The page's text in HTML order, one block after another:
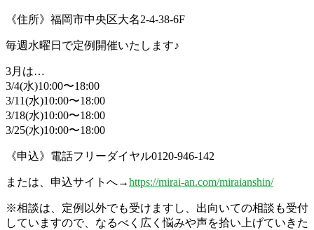
《住所》福岡市中央区大名2-4-38-6F
毎週水曜日で定例開催いたします♪
3月は…
3/4(水)10:00〜18:00
3/11(水)10:00〜18:00
3/18(水)10:00〜18:00
3/25(水)10:00〜18:00
《申込》電話フリーダイヤル0120-946-142
または、申込サイトへ→https://mirai-an.com/miraianshin/
※相談は、定例以外でも受けますし、出向いての相談も受付
していますので、なるべく広く悩みや声を拾い上げていきた